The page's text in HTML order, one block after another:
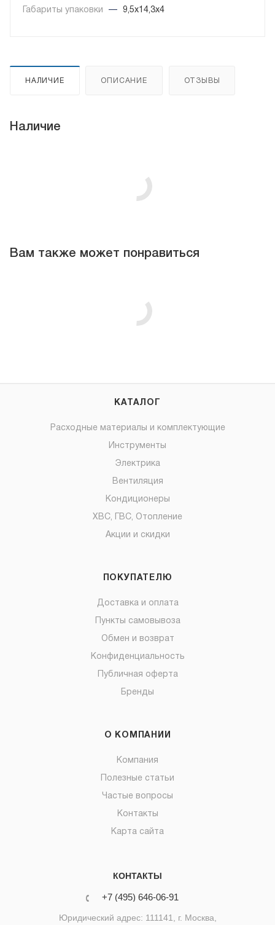
Габариты упаковки
— 9,5x14,3x4
НАЛИЧИЕ ОПИСАНИЕ ОТЗЫВЫ
Наличие
Вам также может понравиться
КАТАЛОГ
Расходные материалы и комплектующие
Инструменты
Электрика
Вентиляция
Кондиционеры
ХВС, ГВС, Отопление
Акции и скидки
ПОКУПАТЕЛЮ
Доставка и оплата
Пункты самовывоза
Обмен и возврат
Конфиденциальность
Публичная оферта
Бренды
О КОМПАНИИ
Компания
Полезные статьи
Частые вопросы
Контакты
Карта сайта
КОНТАКТЫ
+7 (495) 646-06-91
Юридический адрес: 111141, г. Москва,